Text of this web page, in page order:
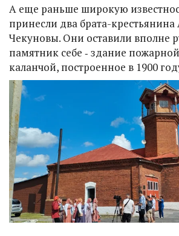
А еще раньше широкую
принесли два брата-
Чекуновы. Они оставили вполне
памятник себе ‑ здание
каланчой, построенное в 1900